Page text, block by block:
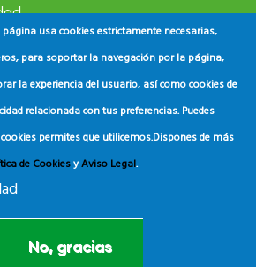
usa cookies estrictamente necesarias,
para soportar la navegación por la página,
la experiencia del usuario, así como cookies de
relacionada con tus preferencias. Puedes
permites que utilicemos.Dispones de más
de CookiesyAviso Legal.
No, gracias